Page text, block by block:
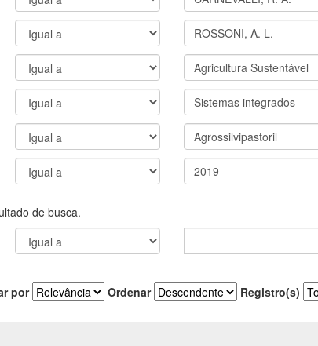
de busca.
por Ordenar Registro(s)